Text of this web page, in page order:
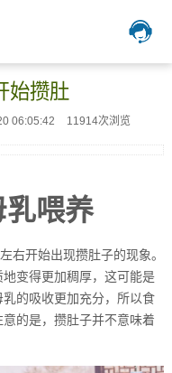
始攒肚
06:05:42 11914次浏览
喂养
右开始出现攒肚子的现象。
变得更加稠厚，这可能是
的吸收更加充分，所以食
的是，攒肚子并不意味着